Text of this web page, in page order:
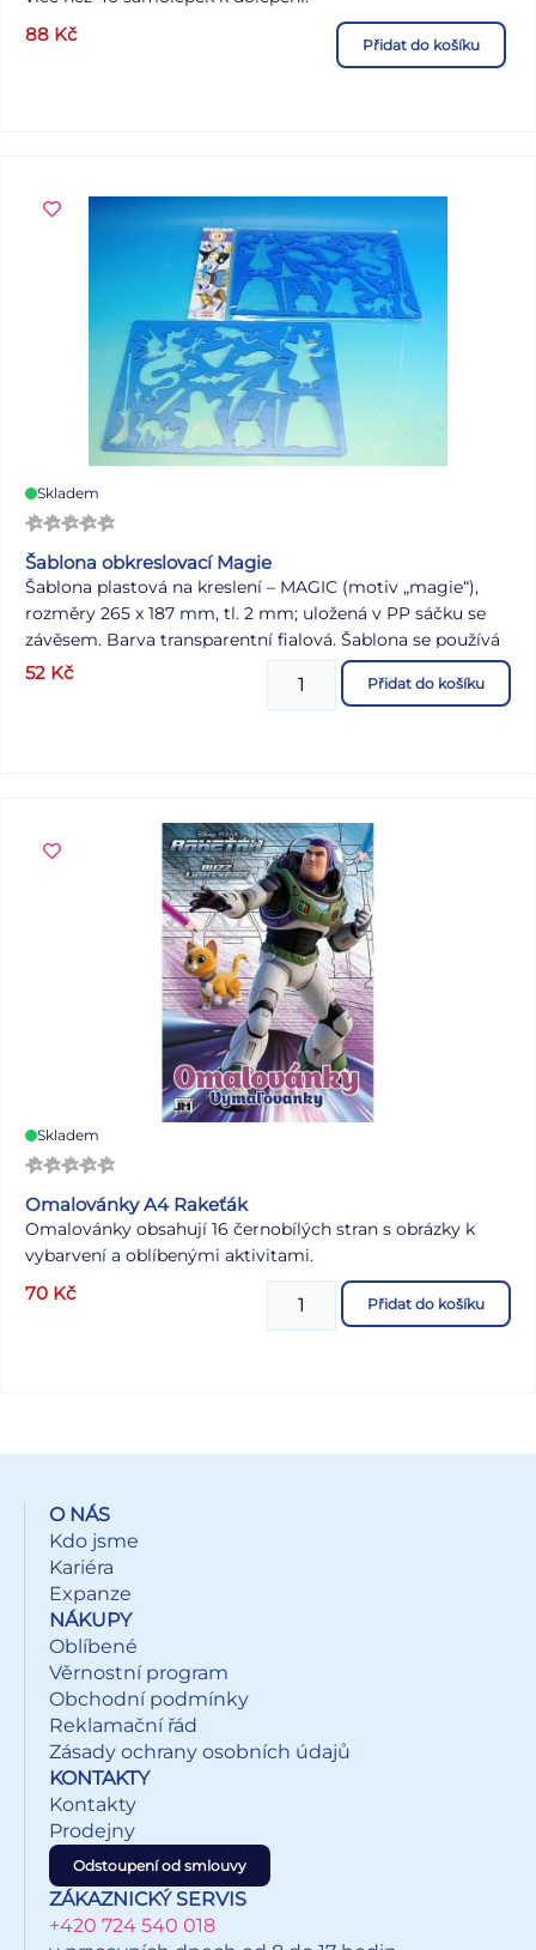
88 Kč Přidat do košíku
Skladem
Šablona obkreslovací Magie
Šablona plastová na kreslení – MAGIC (motiv „magie“),
rozměry 265 x 187 mm, tl. 2 mm; uložená v PP sáčku se
závěsem. Barva transparentní fialová. Šablona se používá
na překreslení motivu na papír.
52 Kč Přidat do košíku
Skladem
Omalovánky A4 Rakeťák
Omalovánky obsahují 16 černobílých stran s obrázky k
vybarvení a oblíbenými aktivitami.
70 Kč Přidat do košíku
O NÁS
Kdo jsme
Kariéra
Expanze
NÁKUPY
Oblíbené
Věrnostní program
Obchodní podmínky
Reklamační řád
Zásady ochrany osobních údajů
KONTAKTY
Kontakty
Prodejny
Odstoupení od smlouvy
ZÁKAZNICKÝ SERVIS
+420 724 540 018